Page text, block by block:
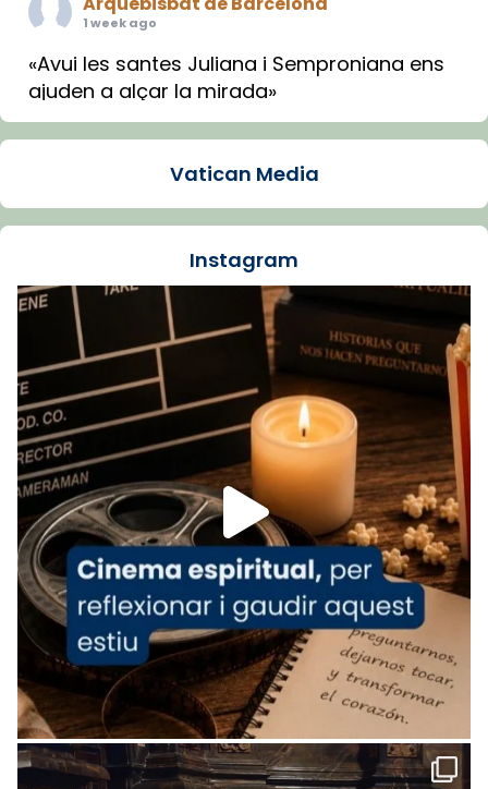
1 week ago
«Avui les santes Juliana i Semproniana ens
ajuden a alçar la mirada»
Mons. Sergi Gordo, bisbe de Tortosa, ha
Santes de Mataró.
🔗tinyurl.com/cvu5jmbk
Foto
View on Facebook Share
Arquebisbat de Barcelonais at Catedral
de Barcelona.
1 week ago
Aquest dilluns, 27 de juliol, ha tingut lloc la
missa d’acció de gràcies en agraïment al
comitè organitzador de la visita apostòlica
del Sant Pare Lleó XIV a Barcelona, i als
col·laboradors, a la Catedral de Barcelona.
L’arquebisbe de Barcelona, el cardenal Joan
Josep Omella, ha presidit la missa i l’ha
concelebrat el bisbe auxiliar de Barcelona,
Mons. David Abadías.
📸 Dr. G. Simón
Foto
Vatican Media
Instagram